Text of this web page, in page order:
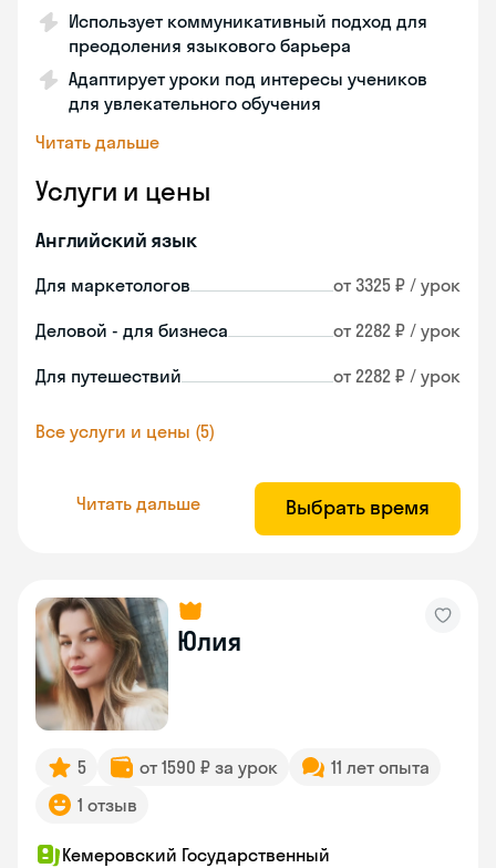
Использует коммуникативный подход для
преодоления языкового барьера
Адаптирует уроки под интересы учеников
для увлекательного обучения
Читать дальше
Услуги и цены
Английский язык
Для маркетологов от 3325 ₽ / урок
Деловой - для бизнеса от 2282 ₽ / урок
Для путешествий от 2282 ₽ / урок
Все услуги и цены (5)
Читать дальше Выбрать время
Юлия
5 от 1590 ₽ за урок
11 лет опыта
1 отзыв
Кемеровский Государственный